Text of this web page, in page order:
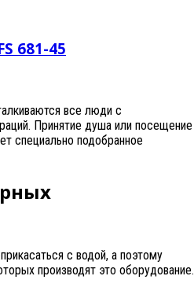
681-45
все люди с
Принятие душа или посещение
специально подобранное
с водой, а поэтому
производят это оборудование.